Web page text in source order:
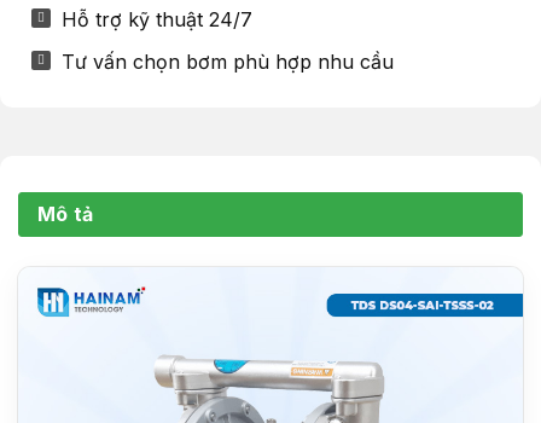
Hỗ trợ kỹ thuật 24/7
Tư vấn chọn bơm phù hợp nhu cầu
Mô tả